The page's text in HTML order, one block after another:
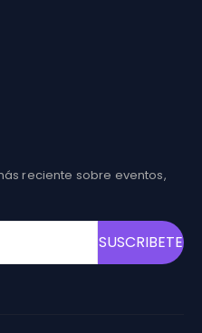
reciente sobre eventos,